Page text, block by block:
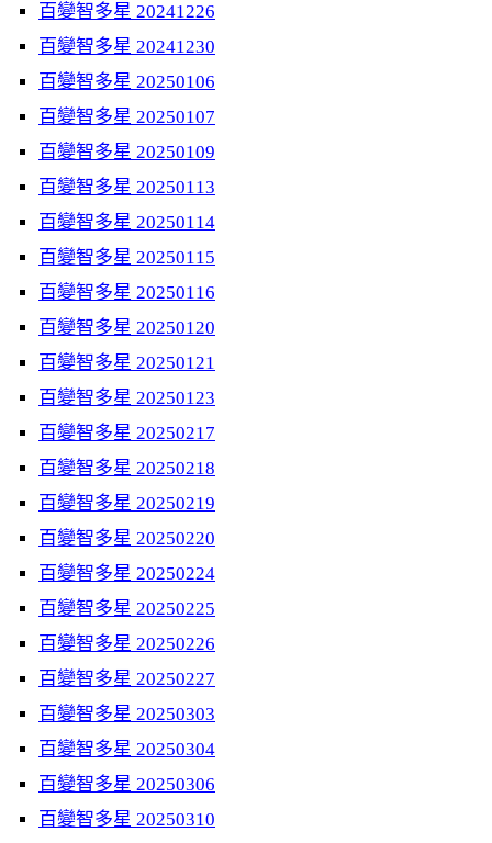
百變智多星 20241226
百變智多星 20241230
百變智多星 20250106
百變智多星 20250107
百變智多星 20250109
百變智多星 20250113
百變智多星 20250114
百變智多星 20250115
百變智多星 20250116
百變智多星 20250120
百變智多星 20250121
百變智多星 20250123
百變智多星 20250217
百變智多星 20250218
百變智多星 20250219
百變智多星 20250220
百變智多星 20250224
百變智多星 20250225
百變智多星 20250226
百變智多星 20250227
百變智多星 20250303
百變智多星 20250304
百變智多星 20250306
百變智多星 20250310